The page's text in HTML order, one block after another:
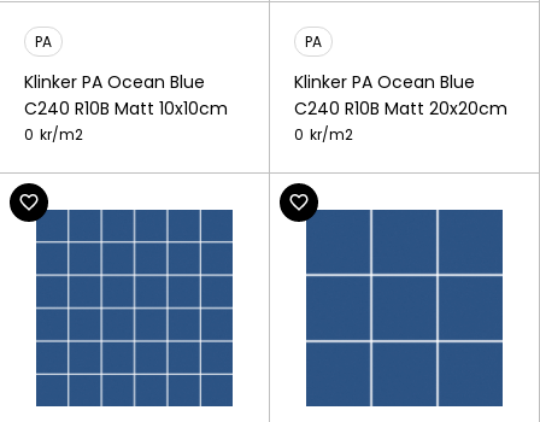
PA
Klinker PA Ocean Blue
C240 R10B Matt 10x10cm
0 kr/m2
PA
Klinker PA Ocean Blue
C240 R10B Matt 20x20cm
0 kr/m2